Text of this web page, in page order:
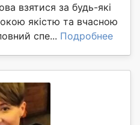
взятися за будь-які
якістю та вчасною
спе... Подробнее